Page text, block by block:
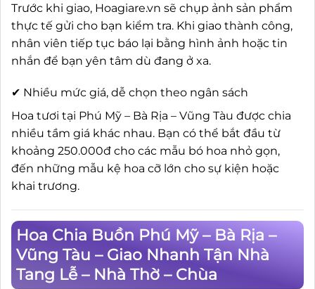
Trước khi giao, Hoagiare.vn sẽ chụp ảnh sản phẩm
thực tế gửi cho bạn kiểm tra. Khi giao thành công,
nhân viên tiếp tục báo lại bằng hình ảnh hoặc tin
nhắn để bạn yên tâm dù đang ở xa.
✔ Nhiều mức giá, dễ chọn theo ngân sách
Hoa tươi tại Phú Mỹ – Bà Rịa – Vũng Tàu được chia
nhiều tầm giá khác nhau. Bạn có thể bắt đầu từ
khoảng 250.000đ cho các mẫu bó hoa nhỏ gọn,
đến những mẫu kệ hoa cỡ lớn cho sự kiện hoặc
khai trương.
Hoa Chia Buồn Phú Mỹ – Bà Rịa –
Vũng Tàu – Giao Nhanh Tận Nhà
Tang Lễ – Nhà Thờ – Chùa